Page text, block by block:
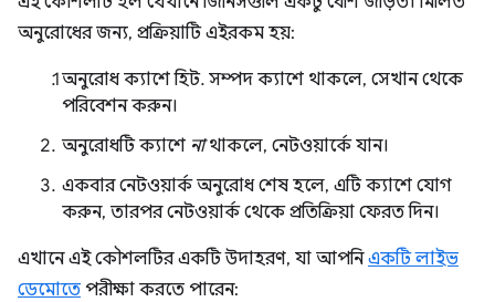
অনুরোধের জন্য, প্রক্রিয়াটি এইরকম হয়:
অনুরোধ ক্যাশে হিট. সম্পদ ক্যাশে থাকলে, সেখান থেকে
পরিবেশন করুন।
অনুরোধটি ক্যাশে নাথাকলে, নেটওয়ার্কে যান।
একবার নেটওয়ার্ক অনুরোধ শেষ হলে, এটি ক্যাশে যোগ
করুন, তারপর নেটওয়ার্ক থেকে প্রতিক্রিয়া ফেরত দিন।
এখানে এই কৌশলটির একটি উদাহরণ, যা আপনিএকটি লাইভ
ডেমোতে পরীক্ষা করতে পারেন: